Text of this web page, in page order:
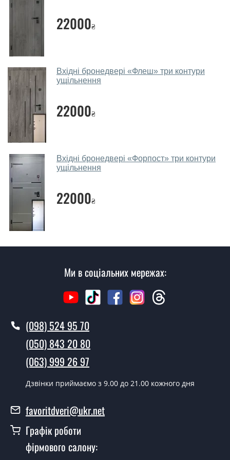
Наші рекомендації залежать від необхідних
параметрів, бюджету та інших факторів. Підбір
металевих дверей проводиться індивідуально для
Так, робимо. Наші фахівці можуть зробити замір та
консультацію на виїзді. Кожен співробітник має із
собою каталоги кольорів та візерунків. Після виміру та
консультації Ви можете оформити заявку, не
відвідуючи наш офіс.
Виклик замірника-консультанта коштує 450 грн.
дверей?
Так робимо. Монтаж металевих дверей проводиться
згідно з чергою, у всі дні крім неділі.
Як швидко можете встановити двері
У той самий день протягом кількох годин, за умови
наявності їх на складі, чи наступного дня.
Чи можна на сьогодні викликати
замірника?
У вас є в наявності готові металеві
Так, ми маємо великий асортимент готових металевих
22000₴
Вхідні бронедвері «Флеш» три контури
ущільнення
22000₴
Вхідні бронедвері «Форпост» три контури
ущільнення
22000₴
Ми в соціальних мережах:
(098) 524 95 70
(050) 843 20 80
(063) 999 26 97
Дзвінки приймаємо з 9.00 до 21.00 кожного дня
favoritdveri@ukr.net
Графік роботи
фірмового салону: